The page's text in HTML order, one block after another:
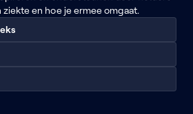
en hoe je ermee omgaat.